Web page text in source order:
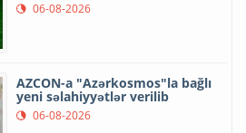
06-08-2026
AZCON-a "Azərkosmos"la bağlı
yeni səlahiyyətlər verilib
06-08-2026